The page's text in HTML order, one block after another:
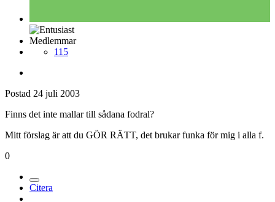
Medlemmar
115
Postad 24 juli 2003
Finns det inte mallar till sådana fodral?
Mitt förslag är att du GÖR RÄTT, det brukar funka för mig i alla f.
0
Citera